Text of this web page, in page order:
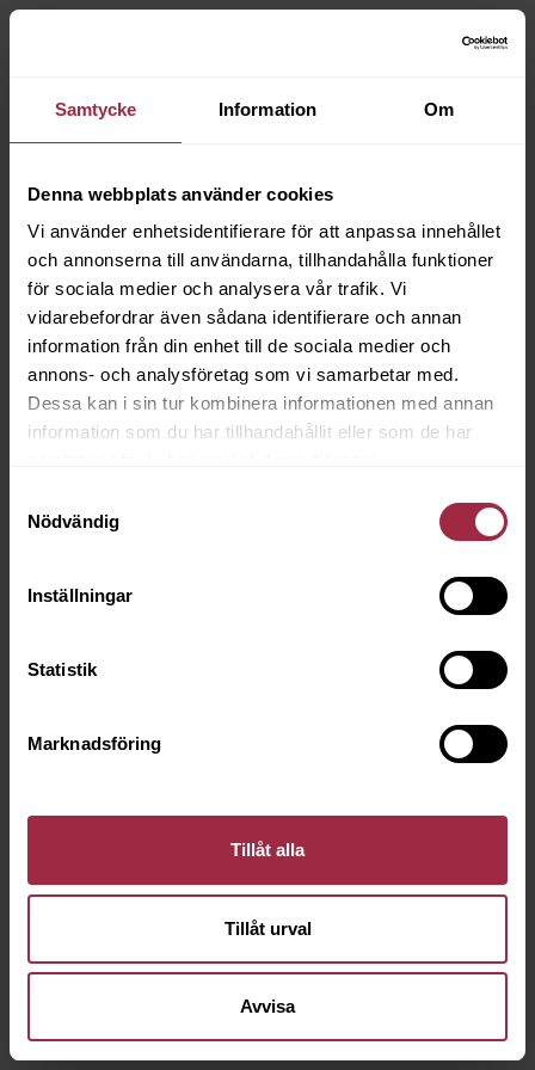
Samtycke Information Om
Denna webbplats använder cookies
Vi använder enhetsidentifierare för att anpassa innehållet
och annonserna till användarna, tillhandahålla funktioner
för sociala medier och analysera vår trafik. Vi
vidarebefordrar även sådana identifierare och annan
information från din enhet till de sociala medier och
annons- och analysföretag som vi samarbetar med.
Dessa kan i sin tur kombinera informationen med annan
information som du har tillhandahållit eller som de har
Nödvändig
Inställningar
Statistik
Marknadsföring
Tillåt alla
Tillåt urval
Avvisa